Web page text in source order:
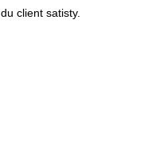
client satisty.